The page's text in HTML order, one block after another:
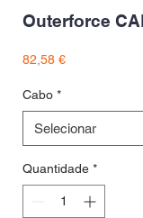
Outerforce
82,58 €Preço
Cabo *
Selecionar
Quantidade *